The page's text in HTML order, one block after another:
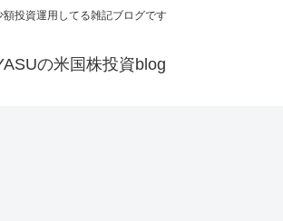
額投資運用してる雑記ブログです
の米国株投資blog